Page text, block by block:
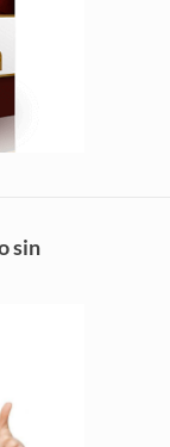
sin